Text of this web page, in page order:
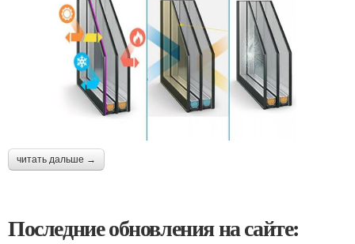
читать дальше →
Последние обновления на сайте: